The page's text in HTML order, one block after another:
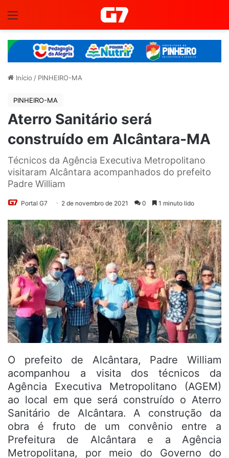
Início / PINHEIRO-MA
PINHEIRO-MA
Aterro Sanitário será
construído em Alcântara-MA
Técnicos da Agência Executiva Metropolitano
visitaram Alcântara acompanhados do prefeito
Padre William
Portal G7 2 de novembro de 2021 0 1 minuto lido
O prefeito de Alcântara, Padre William
acompanhou a visita dos técnicos da
Agência Executiva Metropolitano (AGEM)
ao local em que será construído o Aterro
Sanitário de Alcântara. A construção da
obra é fruto de um convênio entre a
Prefeitura de Alcântara e a Agência
Metropolitana, por meio do Governo do